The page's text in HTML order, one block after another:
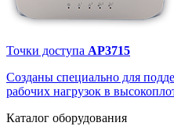
Точки доступа AP3715
Созданы специально для
рабочих нагрузок в
Каталог оборудования